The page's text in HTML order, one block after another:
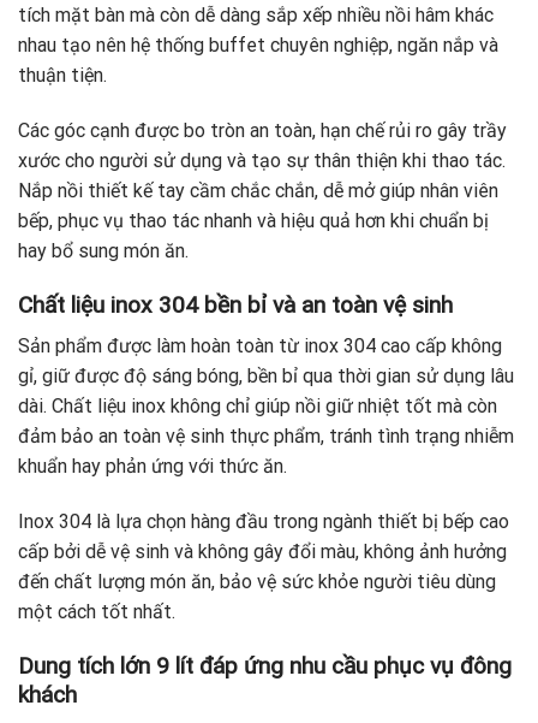
tích mặt bàn mà còn dễ dàng sắp xếp nhiều nồi hâm khác
nhau tạo nên hệ thống buffet chuyên nghiệp, ngăn nắp và
thuận tiện.
Các góc cạnh được bo tròn an toàn, hạn chế rủi ro gây trầy
xước cho người sử dụng và tạo sự thân thiện khi thao tác.
Nắp nồi thiết kế tay cầm chắc chắn, dễ mở giúp nhân viên
bếp, phục vụ thao tác nhanh và hiệu quả hơn khi chuẩn bị
hay bổ sung món ăn.
Chất liệu inox 304 bền bỉ và an toàn vệ sinh
Sản phẩm được làm hoàn toàn từ inox 304 cao cấp không
gỉ, giữ được độ sáng bóng, bền bỉ qua thời gian sử dụng lâu
dài. Chất liệu inox không chỉ giúp nồi giữ nhiệt tốt mà còn
đảm bảo an toàn vệ sinh thực phẩm, tránh tình trạng nhiễm
khuẩn hay phản ứng với thức ăn.
Inox 304 là lựa chọn hàng đầu trong ngành thiết bị bếp cao
cấp bởi dễ vệ sinh và không gây đổi màu, không ảnh hưởng
đến chất lượng món ăn, bảo vệ sức khỏe người tiêu dùng
một cách tốt nhất.
Dung tích lớn 9 lít đáp ứng nhu cầu phục vụ đông
khách